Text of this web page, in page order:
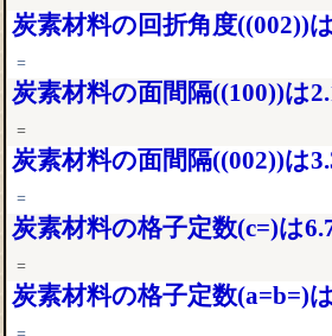
炭素材料の回折角度((002))
=
炭素材料の面間隔((100))は
=
炭素材料の面間隔((002))は
=
炭素材料の格子定数(c=)は
=
炭素材料の格子定数(a=b=)